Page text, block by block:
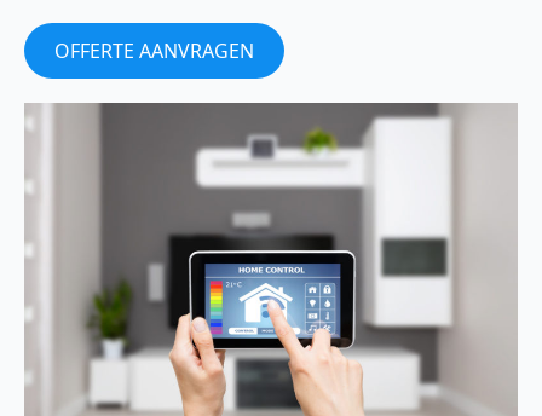
OFFERTE AANVRAGEN